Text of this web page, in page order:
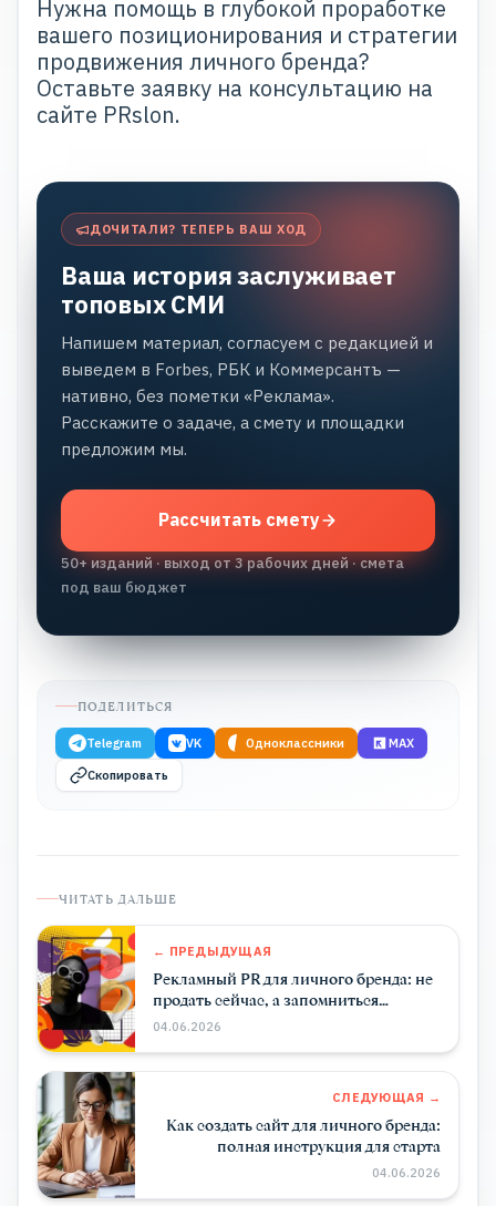
Нужна помощь в глубокой проработке
вашего позиционирования и стратегии
продвижения личного бренда?
Оставьте заявку на консультацию на
сайте PRslon.
ДОЧИТАЛИ? ТЕПЕРЬ ВАШ ХОД
Ваша история заслуживает
топовых СМИ
Напишем материал, согласуем с редакцией и
выведем в Forbes, РБК и Коммерсантъ —
нативно, без пометки «Реклама».
Расскажите о задаче, а смету и площадки
предложим мы.
Рассчитать смету
50+ изданий · выход от 3 рабочих дней · смета
под ваш бюджет
ПОДЕЛИТЬСЯ
Telegram VK Одноклассники MAX
Скопировать
ЧИТАТЬ ДАЛЬШЕ
← ПРЕДЫДУЩАЯ
Рекламный PR для личного бренда: не
продать сейчас, а запомниться
надолго!
04.06.2026
СЛЕДУЮЩАЯ →
Как создать сайт для личного бренда:
полная инструкция для старта
04.06.2026